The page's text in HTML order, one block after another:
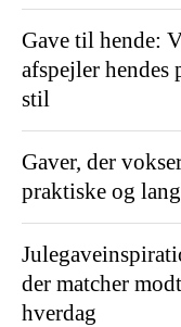
Gave til hende:
afspejler hendes
stil
Gaver, der
praktiske og
der matcher
hverdag